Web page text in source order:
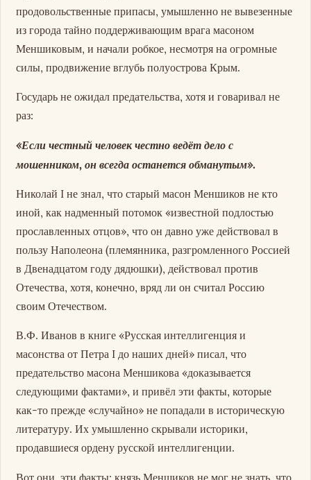
продовольственные припасы, умышленно не вывезенные
из города тайно поддерживающим врага масоном
Меншиковым, и начали робкое, несмотря на огромные
силы, продвижение вглубь полуострова Крым.
Государь не ожидал предательства, хотя и говаривал не
раз:
«Если честный человек честно ведёт дело с
мошенником, он всегда останется обманутым».
Николай I не знал, что старый масон Меншиков не кто
иной, как надменный потомок «известной подлостью
прославленных отцов», что он давно уже действовал в
пользу Наполеона (племянника, разгромленного Россией
в Двенадцатом году дядюшки), действовал против
Отечества, хотя, конечно, вряд ли он считал Россию
своим Отечеством.
В.Ф. Иванов в книге «Русская интеллигенция и
масонства от Петра I до наших дней» писал, что
предательство масона Меншикова «доказывается
следующими фактами», и привёл эти факты, которые
как-то прежде «случайно» не попадали в историческую
литературу. Их умышленно скрывали историки,
продавшиеся ордену русской интеллигенции.
Вот они, эти факты: князь Меншиков не мог не знать, что